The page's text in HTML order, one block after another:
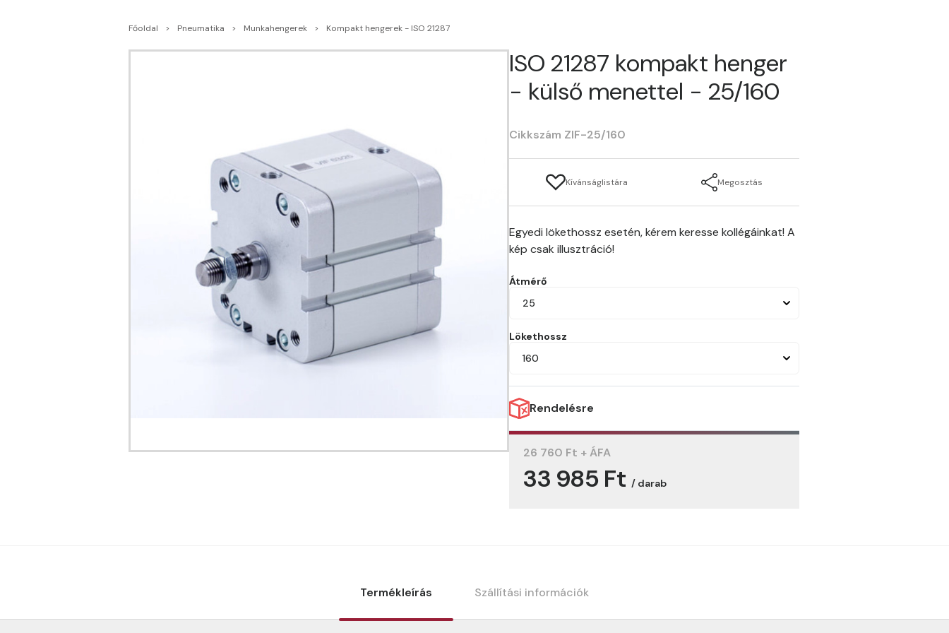
Főoldal Pneumatika Munkahengerek Kompakt hengerek - ISO 21287
ISO 21287 kompakt henger
- külső menettel - 25/160
Cikkszám ZIF-25/160
Kívánságlistára Megosztás
Egyedi lökethossz esetén, kérem keresse kollégáinkat! A
kép csak illusztráció!
Átmérő
25
Lökethossz
160
Rendelésre
26 760 Ft + ÁFA
33 985 Ft / darab
Termékleírás Szállítási információk